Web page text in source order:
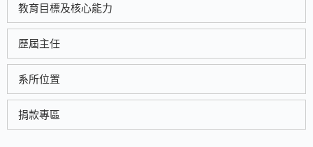
教育目標及核心能力
歷屆主任
系所位置
捐款專區